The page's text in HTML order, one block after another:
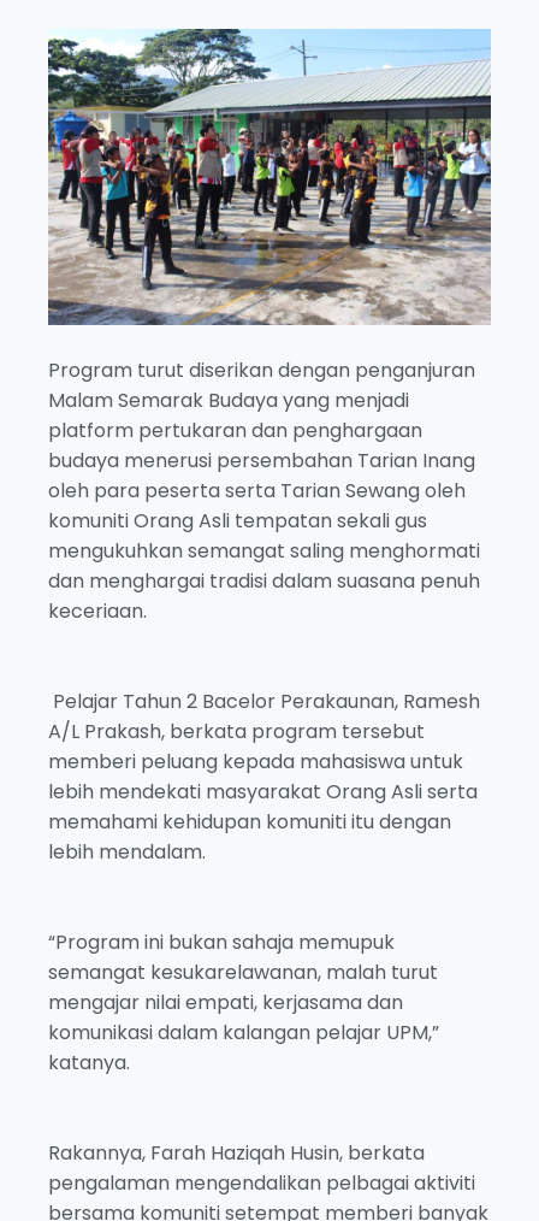
Program turut diserikan dengan penganjuran
Malam Semarak Budaya yang menjadi
platform pertukaran dan penghargaan
budaya menerusi persembahan Tarian Inang
oleh para peserta serta Tarian Sewang oleh
komuniti Orang Asli tempatan sekali gus
mengukuhkan semangat saling menghormati
dan menghargai tradisi dalam suasana penuh
keceriaan.
Pelajar Tahun 2 Bacelor Perakaunan, Ramesh
A/L Prakash, berkata program tersebut
memberi peluang kepada mahasiswa untuk
lebih mendekati masyarakat Orang Asli serta
memahami kehidupan komuniti itu dengan
lebih mendalam.
“Program ini bukan sahaja memupuk
semangat kesukarelawanan, malah turut
mengajar nilai empati, kerjasama dan
komunikasi dalam kalangan pelajar UPM,”
katanya.
Rakannya, Farah Haziqah Husin, berkata
pengalaman mengendalikan pelbagai aktiviti
bersama komuniti setempat memberi banyak